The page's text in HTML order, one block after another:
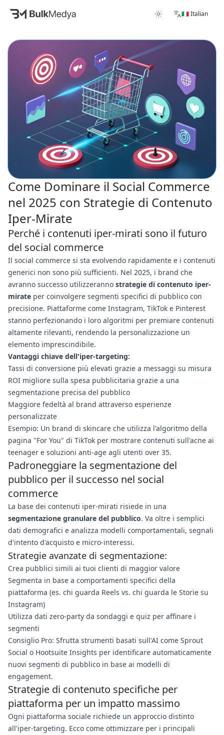
🇮🇹 Italian
Come Dominare il Social Commerce
nel 2025 con Strategie di Contenuto
Iper-Mirate
Perché i contenuti iper-mirati sono il futuro
del social commerce
Il social commerce si sta evolvendo rapidamente e i contenuti
generici non sono più sufficienti. Nel 2025, i brand che
avranno successo utilizzeranno strategie di contenuto iper-
mirate per coinvolgere segmenti specifici di pubblico con
precisione. Piattaforme come Instagram, TikTok e Pinterest
stanno perfezionando i loro algoritmi per premiare contenuti
altamente rilevanti, rendendo la personalizzazione un
elemento imprescindibile.
Vantaggi chiave dell'iper-targeting:
Tassi di conversione più elevati grazie a messaggi su misura
ROI migliore sulla spesa pubblicitaria grazie a una
segmentazione precisa del pubblico
Maggiore fedeltà al brand attraverso esperienze
personalizzate
Esempio: Un brand di skincare che utilizza l'algoritmo della
pagina "For You" di TikTok per mostrare contenuti sull'acne ai
teenager e soluzioni anti-age agli utenti over 35.
Padroneggiare la segmentazione del
pubblico per il successo nel social
commerce
La base dei contenuti iper-mirati risiede in una
segmentazione granulare del pubblico. Va oltre i semplici
dati demografici e analizza modelli comportamentali, segnali
d'intento d'acquisto e micro-interessi.
Strategie avanzate di segmentazione:
Crea pubblici simili ai tuoi clienti di maggior valore
Segmenta in base a comportamenti specifici della
piattaforma (es. chi guarda Reels vs. chi guarda le Storie su
Instagram)
Utilizza dati zero-party da sondaggi e quiz per affinare i
segmenti
Consiglio Pro: Sfrutta strumenti basati sull'AI come Sprout
Social o Hootsuite Insights per identificare automaticamente
nuovi segmenti di pubblico in base ai modelli di
engagement.
Strategie di contenuto specifiche per
piattaforma per un impatto massimo
Ogni piattaforma sociale richiede un approccio distinto
all'iper-targeting. Ecco come ottimizzare per i principali